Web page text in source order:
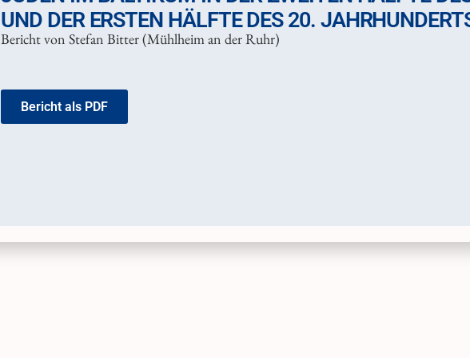
UND DER ERSTEN HÄLFTE DES 20.
Bericht von Stefan Bitter (Mühlheim an der Ruhr)
Bericht als PDF